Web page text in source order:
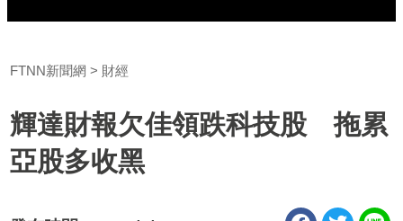
FTNN新聞網 財經
輝達財報欠佳領跌科技股 拖累
亞股多收黑